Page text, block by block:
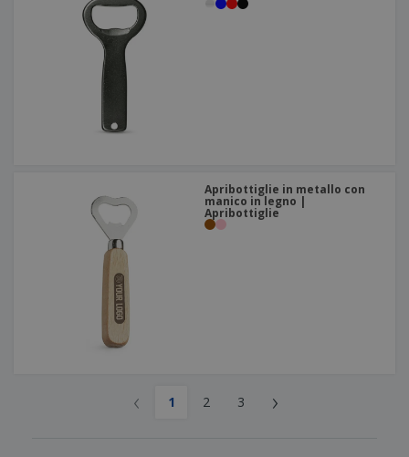
Apribottiglie in metallo con
manico in legno |
Apribottiglie
‹ 1 2 3 ›